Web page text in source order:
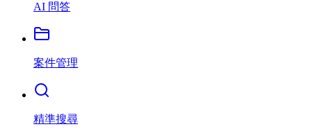
AI 問答
案件管理
精準搜尋